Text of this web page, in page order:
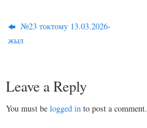
okla
ki
A a
№23 токтому 13.03.2026-
жыл
Leave a Reply
You must be logged in to post a comment.